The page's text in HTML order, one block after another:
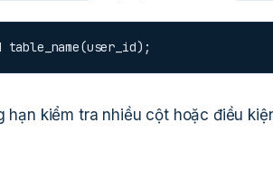
table_name(user_id);
kiểm tra nhiều cột hoặc điều